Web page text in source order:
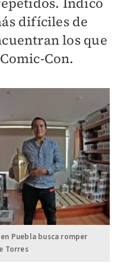
difíciles de
los que
Con.
Puebla busca romper
Torres